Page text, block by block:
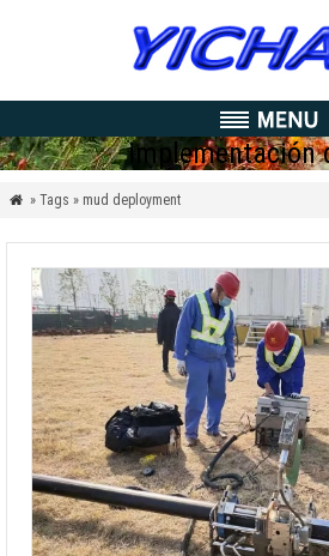
implementación
 » Tags » mud deployment